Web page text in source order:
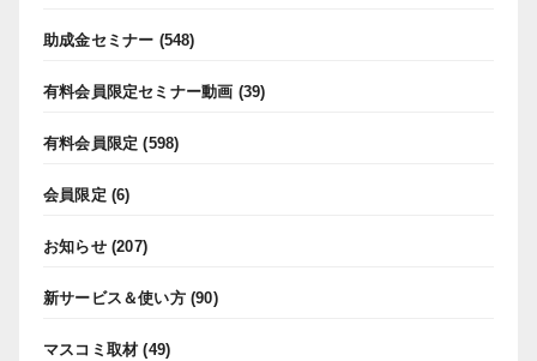
助成金セミナー (548)
有料会員限定セミナー動画 (39)
有料会員限定 (598)
会員限定 (6)
お知らせ(207)
新サービス＆使い方(90)
マスコミ取材 (49)